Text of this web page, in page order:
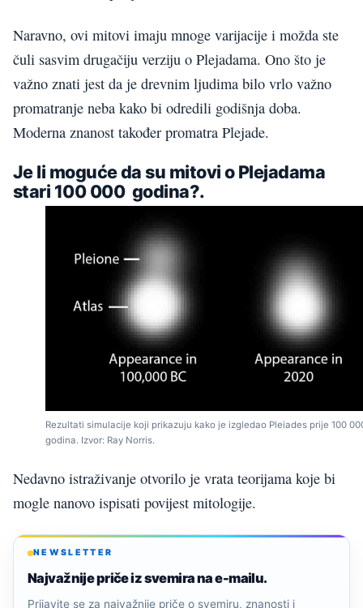
Naravno, ovi mitovi imaju mnoge varijacije i možda ste
čuli sasvim drugačiju verziju o Plejadama. Ono što je
važno znati jest da je drevnim ljudima bilo vrlo važno
promatranje neba kako bi odredili godišnja doba.
Moderna znanost također promatra Plejade.
Je li moguće da su mitovi o Plejadama
stari 100 000 godina?.
Rezultati simulacije koji prikazuju kako je izgledao Pleiades prije 100
godina. Izvor: Ray Norris.
Nedavno istraživanje otvorilo je vrata teorijama koje bi
mogle nanovo ispisati povijest mitologije.
NEWSLETTER
Najvažnije priče iz svemira na e-mailu.
Prijavite se za najvažnije priče o svemiru, znanosti i